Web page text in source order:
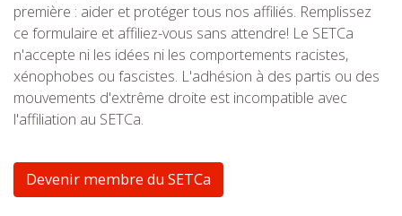
première : aider et protéger tous nos affiliés. Remplissez
ce formulaire et affiliez-vous sans attendre! Le SETCa
n'accepte ni les idées ni les comportements racistes,
xénophobes ou fascistes. L'adhésion à des partis ou des
mouvements d'extrême droite est incompatible avec
l'affiliation au SETCa.
Devenir membre du SETCa